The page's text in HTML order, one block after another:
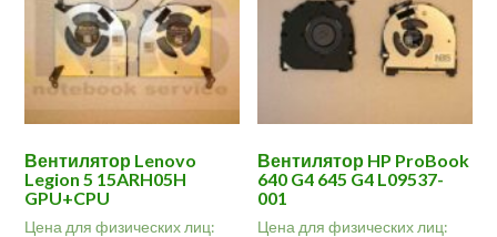
Вентилятор Lenovo
Legion 5 15ARH05H
GPU+CPU
Цена для физических лиц:
Вентилятор HP ProBook
640 G4 645 G4 L09537-
001
Цена для физических лиц: